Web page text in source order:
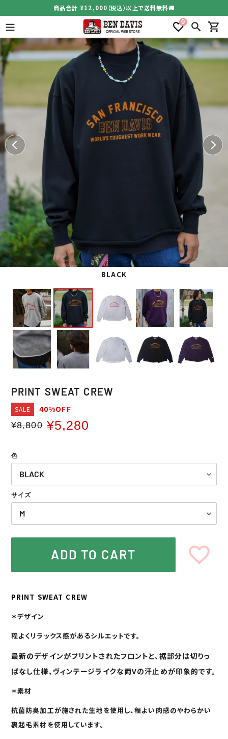
ン
テ
ン
ツ
に
ス
キ
す
る
商品合計 ¥12,000（税込）以上で送料無料🚚
0
検索 カ
BLACK
PRINT SWEAT CREW
SALE 40%OFF
通
価
¥8,800
販
¥5,280
色
サイズ
ADD TO CART
PRINT SWEAT CREW
＊デザイン
程よくリラックス感があるシルエットです。
最新のデザインがプリントされたフロントと、裾部分は切りっ
ぱなし仕様、ヴィンテージライクな両Vの汗止めが印象的です。
＊素材
抗菌防臭加工が施された生地を使用し、程よい肉感のやわらかい
裏起毛素材を使用しています。